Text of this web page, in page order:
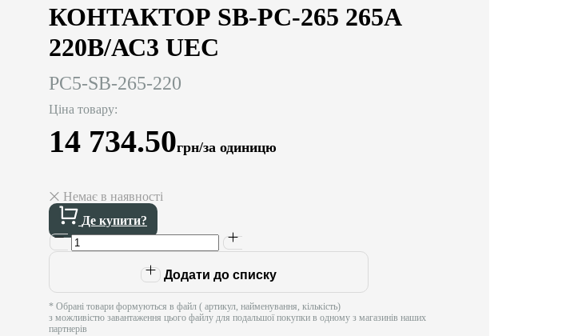
КОНТАКТОР SB-РC-265 265А
220В/АС3 UEC
PC5-SB-265-220
Ціна товару:
14 734.50грн/за одиницю
Немає в наявності
Де купити?
Додати до списку
* Обрані товари формуються в файл ( артикул, найменування, кількість)
з можливістю завантаження цього файлу для подальшої покупки в одному з магазинів наших
партнерів